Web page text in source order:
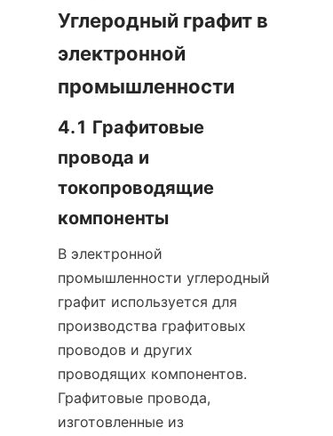
Углеродный графит в
электронной
промышленности
4.1 Графитовые
провода и
токопроводящие
компоненты
В электронной
промышленности углеродный
графит используется для
производства графитовых
проводов и других
проводящих компонентов.
Графитовые провода,
изготовленные из